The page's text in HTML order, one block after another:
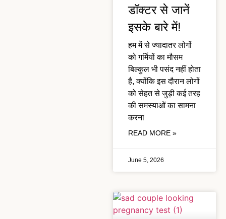
डॉक्टर से जानें
इसके बारे में!
हम में से ज्यादातर लोगों
को गर्मियों का मौसम
बिल्कुल भी पसंद नहीं होता
है, क्योंकि इस दौरान लोगों
को सेहत से जुड़ी कई तरह
की समस्याओं का सामना
करना
READ MORE »
June 5, 2026